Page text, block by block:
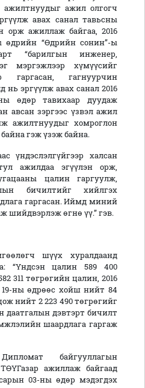
ажилтнуудыг ажил олгогч
авах санал тавьсны
орж ажиллаж байгаа, 2016
“Өдрийн сонин”-ы
“барилгын инженер,
мэргэжлээр хүмүүсийг
гагнуурчин
эргүүлж авах санал 2016
өдөр тавихаар дуудаж
авсан зэргээс үзвэл ажил
ажилтнуудыг хомроглон
гэж үзэж байна.
үндэслэлгүйгээр халсан
ажилдаа эгүүлэн орж,
цалин гаргуулж,
бичилтийг хийлгэх
гаргасан. Иймд миний
шийдвэрлэж өгнө үү.” гэв.
шүүх хуралдаанд
“Үндсэн цалин 589 400
311 төгрөгийн цалин, 2016
ны өдрөөс хойш нийт 84
нийт 2 223 490 төгрөгийг
даатгалын дэвтэрт бичилт
шаардлага гаргаж
байгууллагын
ажиллаж байгаад
03-ны өдөр мэдэгдэх